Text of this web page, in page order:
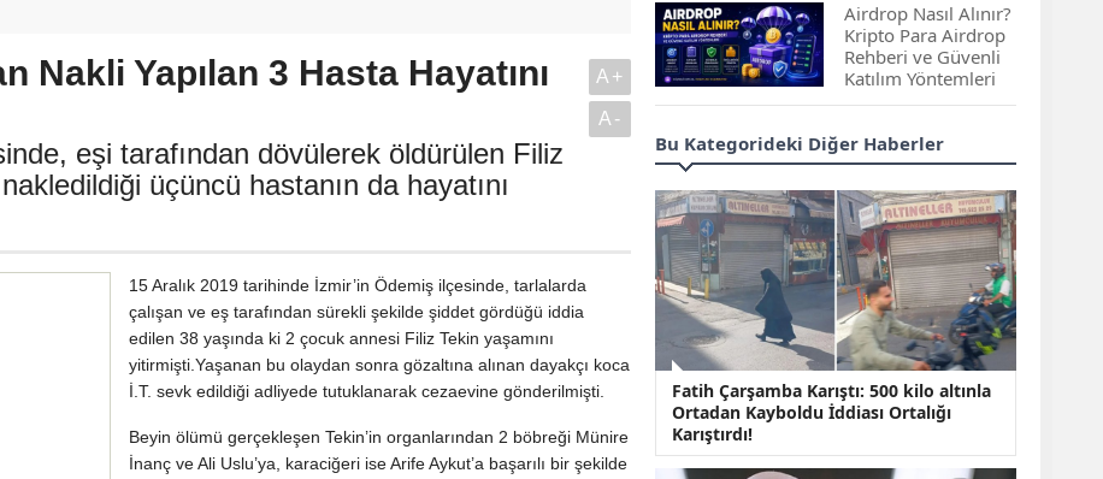
Nakli Yapılan 3 Hasta Hayatını
eşi tarafından dövülerek öldürülen Filiz
üçüncü hastanın da hayatını
A+
A-
15 Aralık 2019 tarihinde İzmir’in Ödemiş ilçesinde, tarlalarda
çalışan ve eş tarafından sürekli şekilde şiddet gördüğü iddia
edilen 38 yaşında ki 2 çocuk annesi Filiz Tekin yaşamını
yitirmişti.Yaşanan bu olaydan sonra gözaltına alınan dayakçı koca
İ.T. sevk edildiği adliyede tutuklanarak cezaevine gönderilmişti.
Beyin ölümü gerçekleşen Tekin’in organlarından 2 böbreği Münire
İnanç ve Ali Uslu’ya, karaciğeri ise Arife Aykut’a başarılı bir şekilde
Airdrop Nasıl Alınır?
Kripto Para Airdrop
Rehberi ve Güvenli
Katılım Yöntemleri
Spot ve Vadeli İşlem
Arasındaki Farklar |
İçin Daha Uygun?
ABD-İran Anlaşması
Sonrası Altın Rekora
Koştu, Petrol
Fiyatları Sert Düştü
Temmuz 2026 Maaş
Zammı Netleşiyor!
Memur, Emekli ve
Yeni Oranlar
Bu Kategorideki Diğer Haberler
Fatih Çarşamba Karıştı: 500 kilo altınla
Ortadan Kayboldu İddiası Ortalığı
Karıştırdı!